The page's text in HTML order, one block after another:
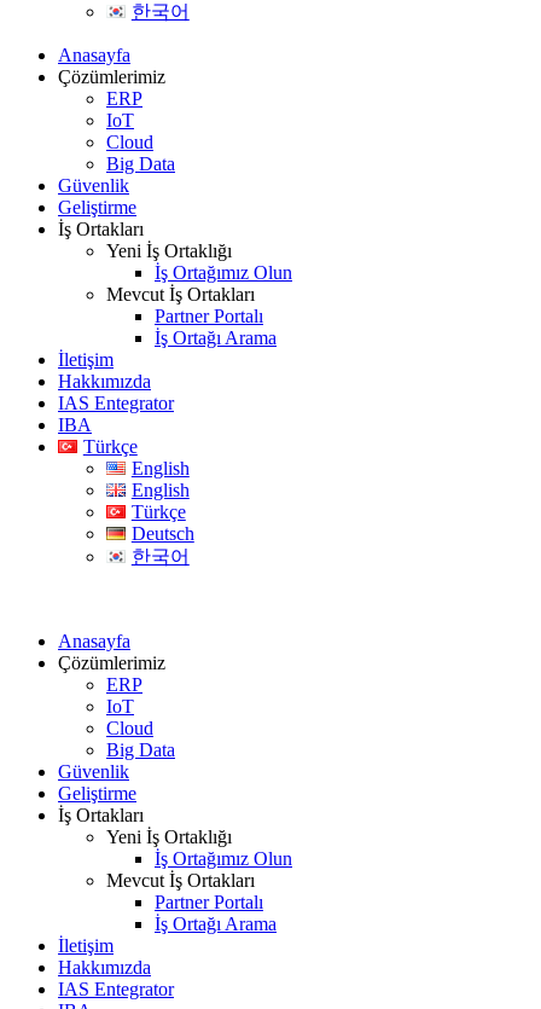
한국어
Anasayfa
Çözümlerimiz
ERP
IoT
Cloud
Big Data
Güvenlik
Geliştirme
İş Ortakları
Yeni İş Ortaklığı
İş Ortağımız Olun
Mevcut İş Ortakları
Partner Portalı
İş Ortağı Arama
İletişim
Hakkımızda
IAS Entegrator
IBA
Türkçe
English
English
Türkçe
Deutsch
한국어
Anasayfa
Çözümlerimiz
ERP
IoT
Cloud
Big Data
Güvenlik
Geliştirme
İş Ortakları
Yeni İş Ortaklığı
İş Ortağımız Olun
Mevcut İş Ortakları
Partner Portalı
İş Ortağı Arama
İletişim
Hakkımızda
IAS Entegrator